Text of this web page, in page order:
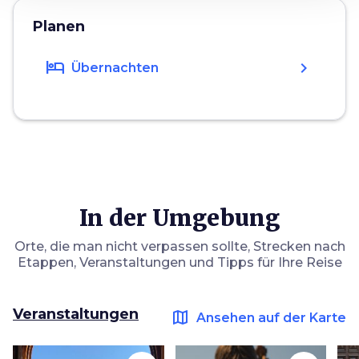
Planen
hotel Übernachten chevron_right
In der Umgebung
Orte, die man nicht verpassen sollte, Strecken nach
Etappen, Veranstaltungen und Tipps für Ihre Reise
Veranstaltungen map Ansehen auf der Karte